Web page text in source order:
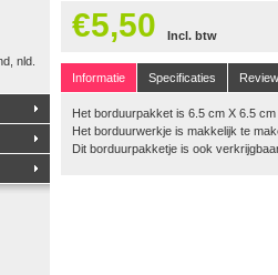
nld. 2,5-3, ca. 125m, 50 gr.(38)
€5,50 Incl. btw
Informatie Specificaties
Het borduurpakket is 6.5 cm X 6.5 cm
Het borduurwerkje is makkelijk te
Dit borduurpakketje is ook